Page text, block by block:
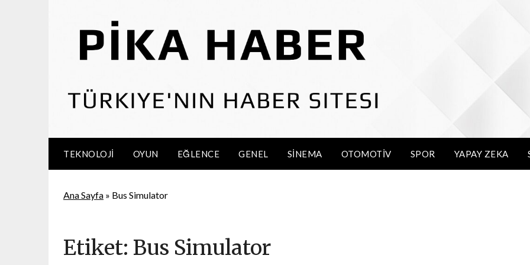
TEKNOLOJI OYUN EĞLENCE GENEL SINEMA OTOMOTIV SPOR YAPAY ZEKA
Ana Sayfa » Bus Simulator
Etiket: Bus Simulator